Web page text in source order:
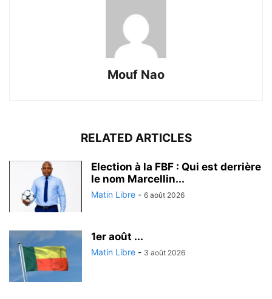
Mouf Nao
RELATED ARTICLES
Election à la FBF : Qui est derrière
le nom Marcellin...
Matin Libre - 6 août 2026
1er août ...
Matin Libre - 3 août 2026